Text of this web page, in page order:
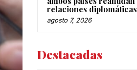
relaciones diplomáticas
agosto 7, 2026
Destacadas